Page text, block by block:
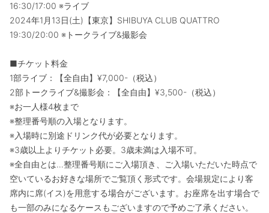
16:30/17:00 ※ライブ
2024年1月13日(土)【東京】SHIBUYA CLUB QUATTRO
19:30/20:00 ※トークライブ&撮影会
■チケット料金
1部ライブ：【全自由】¥7,000-（税込）
2部トークライブ&撮影会：【全自由】¥3,500-（税込）
※お一人様4枚まで
※整理番号順の入場となります。
※入場時に別途ドリンク代が必要となります。
※3歳以上よりチケット必要。3歳未満は入場不可。
※全自由とは…整理番号順にご入場頂き、ご入場いただいた時点で
空いているお好きな場所でご覧頂く形式です。会場規定により客
席内に席(イス)を用意する場合がございます。お座席を出す場合で
も一部のみになるケースもございますので予めご了承ください。